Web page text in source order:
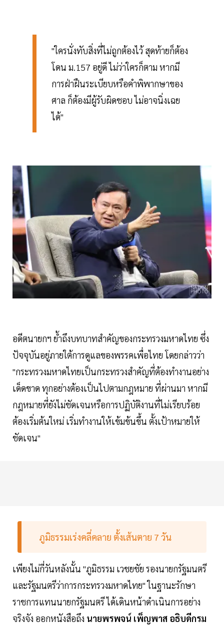
"ใครนั่งทับสิ่งที่ไม่ถูกต้องไว้ สุดท้ายก็ต้อง
โดน ม.157 อยู่ดี ไม่ว่าใครก็ตาม หากมี
การฝ่าฝืนระเบียบหรือคำพิพากษาของ
ศาล ก็ต้องมีผู้รับผิดชอบ ไม่อาจนิ่งเฉย
ได้"
อดีตนายกฯ ย้ำถึงบทบาทสำคัญของกระทรวงมหาดไทย ซึ่ง
ปัจจุบันอยู่ภายใต้การดูแลของพรรคเพื่อไทย โดยกล่าวว่า
"กระทรวงมหาดไทยเป็นกระทรวงสำคัญที่ต้องทำงานอย่าง
เด็ดขาด ทุกอย่างต้องเป็นไปตามกฎหมาย ที่ผ่านมา หากมี
กฎหมายที่ยังไม่ชัดเจนหรือการปฏิบัติงานที่ไม่เรียบร้อย
ต้องเริ่มต้นใหม่ เริ่มทำงานให้เข้มข้นขึ้น ตั้งเป้าหมายให้
ชัดเจน"
ภูมิธรรมเร่งคลี่คลาย ตั้งเส้นตาย 7 วัน
เพียงไม่กี่วันหลังนั้น "ภูมิธรรม เวชยชัย รองนายกรัฐมนตรี
และรัฐมนตรีว่าการกระทรวงมหาดไทย" ในฐานะรักษา
ราชการแทนนายกรัฐมนตรี ได้เดินหน้าดำเนินการอย่าง
จริงจัง ออกหนังสือถึง นายพรพจน์ เพ็ญพาส อธิบดีกรม